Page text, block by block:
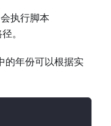
执行脚本
。
的年份可以根据实